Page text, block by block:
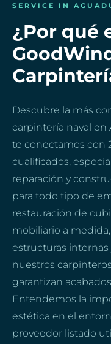
SERVICE IN
¿Por qué
Descubre la más
carpintería naval
te conectamos con
cualificados,
reparación y
para todo tipo de
restauración de
mobiliario a
estructuras internas
nuestros
garantizan
Entendemos la
estética en el
proveedor listado